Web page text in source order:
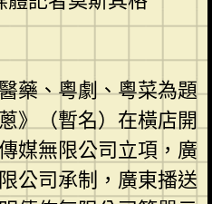
、粵劇、粵菜為題
》（暫名）在橫店開
媒無限公司立項，廣
公司承制，廣東播送